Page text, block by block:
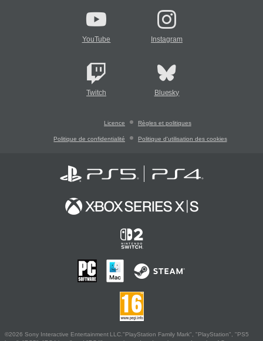
YouTube Instagram
Twitch Bluesky
Licence Règles et politiques
Politique de confidentialité Politique d'utilisation des cookies
©2026 Sony Interactive Entertainment LLC."PlayStation Family Mark", "PlayStation", "PS5